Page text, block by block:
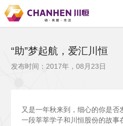
“助”梦起航，爱汇川恒
发布时间：2017年，08月23日
又是一年秋来到，细心的你是否
一段莘莘学子和川恒股份的故事